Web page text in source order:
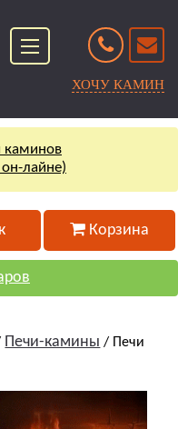
ХОЧУ КАМИН
каминов
лайне)
Корзина
Печи-камины / Печи